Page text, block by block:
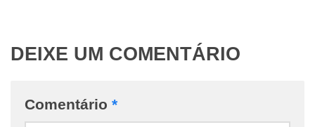
DEIXE UM COMENTÁRIO
Comentário *